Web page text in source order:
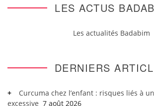
LES ACTUS
Les actualités Badabim
DERNIERS
Curcuma chez l’enfant : risques liés à
excessive 7 août 2026